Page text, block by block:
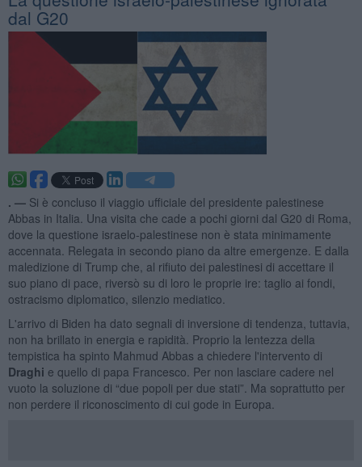
dal G20
. — Si è concluso il viaggio ufficiale del presidente palestinese
Abbas in Italia. Una visita che cade a pochi giorni dal G20 di Roma,
dove la questione israelo-palestinese non è stata minimamente
accennata. Relegata in secondo piano da altre emergenze. E dalla
maledizione di Trump che, al rifiuto dei palestinesi di accettare il
suo piano di pace, riversò su di loro le proprie ire: taglio ai fondi,
ostracismo diplomatico, silenzio mediatico.
L'arrivo di Biden ha dato segnali di inversione di tendenza, tuttavia,
non ha brillato in energia e rapidità. Proprio la lentezza della
tempistica ha spinto Mahmud Abbas a chiedere l'intervento di
Draghi e quello di papa Francesco. Per non lasciare cadere nel
vuoto la soluzione di “due popoli per due stati”. Ma soprattutto per
non perdere il riconoscimento di cui gode in Europa.